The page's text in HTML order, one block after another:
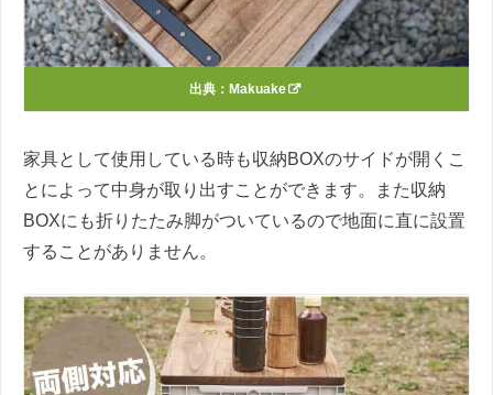
出典： Makuake
家具として使用している時も収納BOXのサイドが開くこ
とによって中身が取り出すことができます。また収納
BOXにも折りたたみ脚がついているので地面に直に設置
することがありません。